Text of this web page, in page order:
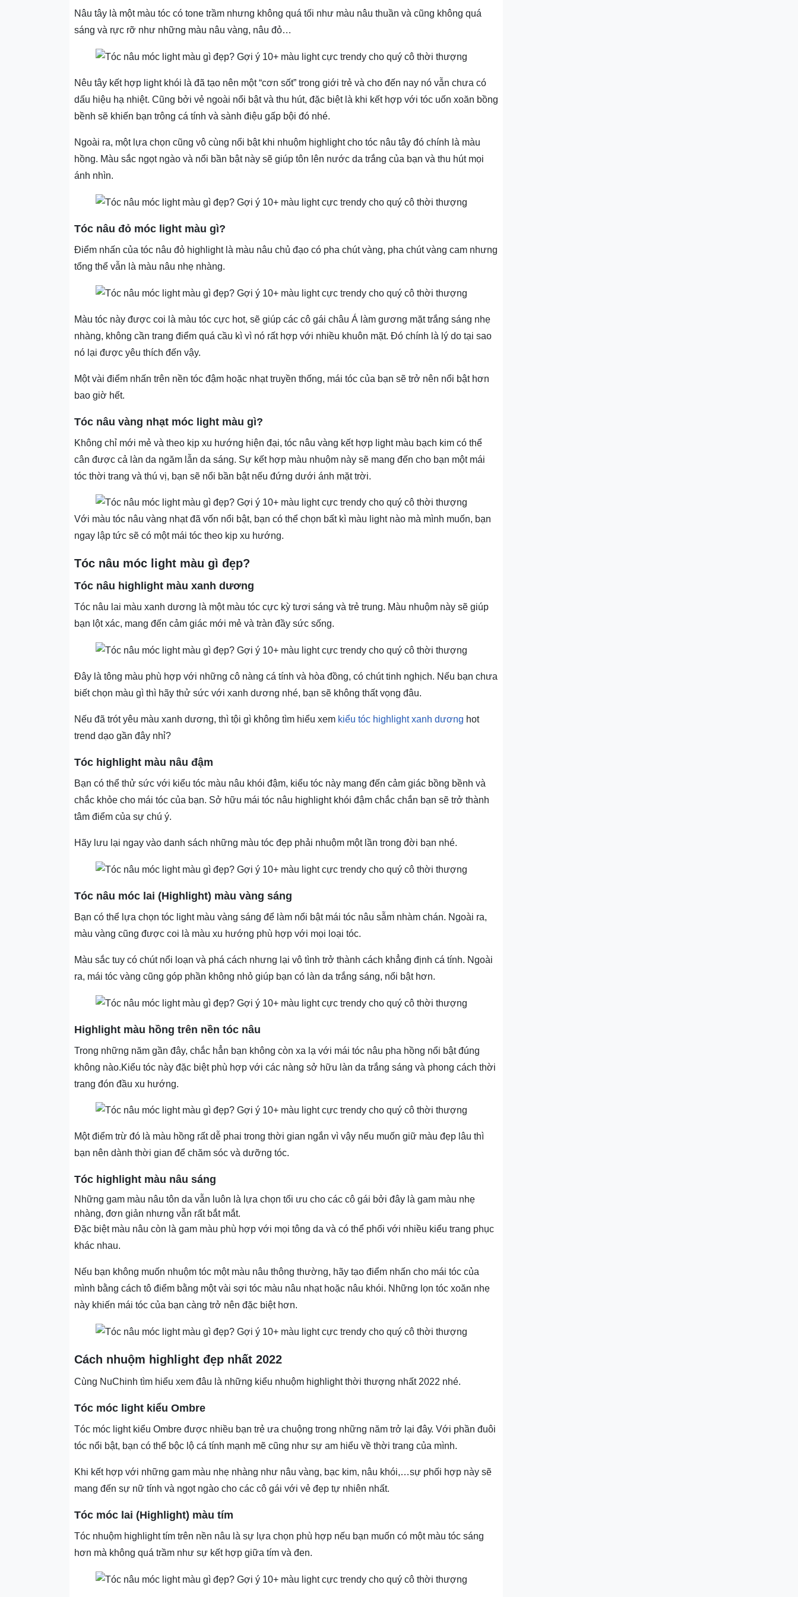
Nâu tây là một màu tóc có tone trầm nhưng không quá tối như màu nâu thuần và cũng không quá
sáng và rực rỡ như những màu nâu vàng, nâu đỏ…
Nêu tây kết hợp light khói là đã tạo nên một “cơn sốt” trong giới trẻ và cho đến nay nó vẫn chưa có
dấu hiệu hạ nhiệt. Cũng bởi vẻ ngoài nổi bật và thu hút, đặc biệt là khi kết hợp với tóc uốn xoăn bồng
bềnh sẽ khiến bạn trông cá tính và sành điệu gấp bội đó nhé.
Ngoài ra, một lựa chọn cũng vô cùng nổi bật khi nhuộm highlight cho tóc nâu tây đó chính là màu
hồng. Màu sắc ngọt ngào và nổi bần bật này sẽ giúp tôn lên nước da trắng của bạn và thu hút mọi
ánh nhìn.
Tóc nâu đỏ móc light màu gì?
Điểm nhấn của tóc nâu đỏ highlight là màu nâu chủ đạo có pha chút vàng, pha chút vàng cam nhưng
tổng thể vẫn là màu nâu nhẹ nhàng.
Màu tóc này được coi là màu tóc cực hot, sẽ giúp các cô gái châu Á làm gương mặt trắng sáng nhẹ
nhàng, không cần trang điểm quá cầu kì vì nó rất hợp với nhiều khuôn mặt. Đó chính là lý do tại sao
nó lại được yêu thích đến vậy.
Một vài điểm nhấn trên nền tóc đậm hoặc nhạt truyền thống, mái tóc của bạn sẽ trở nên nổi bật hơn
bao giờ hết.
Tóc nâu vàng nhạt móc light màu gì?
Không chỉ mới mẻ và theo kịp xu hướng hiện đại, tóc nâu vàng kết hợp light màu bạch kim có thể
cân được cả làn da ngăm lẫn da sáng. Sự kết hợp màu nhuộm này sẽ mang đến cho bạn một mái
tóc thời trang và thú vị, bạn sẽ nổi bần bật nếu đứng dưới ánh mặt trời.
Với màu tóc nâu vàng nhạt đã vốn nổi bật, bạn có thể chọn bất kì màu light nào mà mình muốn, bạn
ngay lập tức sẽ có một mái tóc theo kịp xu hướng.
Tóc nâu móc light màu gì đẹp?
Tóc nâu highlight màu xanh dương
Tóc nâu lai màu xanh dương là một màu tóc cực kỳ tươi sáng và trẻ trung. Màu nhuộm này sẽ giúp
bạn lột xác, mang đến cảm giác mới mẻ và tràn đầy sức sống.
Đây là tông màu phù hợp với những cô nàng cá tính và hòa đồng, có chút tinh nghịch. Nếu bạn chưa
biết chọn màu gì thì hãy thử sức với xanh dương nhé, bạn sẽ không thất vọng đâu.
Nếu đã trót yêu màu xanh dương, thì tội gì không tìm hiểu xem kiểu tóc highlight xanh dương hot
trend dạo gần đây nhỉ?
Tóc highlight màu nâu đậm
Bạn có thể thử sức với kiểu tóc màu nâu khói đậm, kiểu tóc này mang đến cảm giác bồng bềnh và
chắc khỏe cho mái tóc của bạn. Sở hữu mái tóc nâu highlight khói đậm chắc chắn bạn sẽ trở thành
tâm điểm của sự chú ý.
Hãy lưu lại ngay vào danh sách những màu tóc đẹp phải nhuộm một lần trong đời bạn nhé.
Tóc nâu móc lai (Highlight) màu vàng sáng
Bạn có thể lựa chọn tóc light màu vàng sáng để làm nổi bật mái tóc nâu sẫm nhàm chán. Ngoài ra,
màu vàng cũng được coi là màu xu hướng phù hợp với mọi loại tóc.
Màu sắc tuy có chút nổi loạn và phá cách nhưng lại vô tình trở thành cách khẳng định cá tính. Ngoài
ra, mái tóc vàng cũng góp phần không nhỏ giúp bạn có làn da trắng sáng, nổi bật hơn.
Highlight màu hồng trên nền tóc nâu
Trong những năm gần đây, chắc hẳn bạn không còn xa lạ với mái tóc nâu pha hồng nổi bật đúng
không nào.Kiểu tóc này đặc biệt phù hợp với các nàng sở hữu làn da trắng sáng và phong cách thời
trang đón đầu xu hướng.
Một điểm trừ đó là màu hồng rất dễ phai trong thời gian ngắn vì vậy nếu muốn giữ màu đẹp lâu thì
bạn nên dành thời gian để chăm sóc và dưỡng tóc.
Tóc highlight màu nâu sáng
Những gam màu nâu tôn da vẫn luôn là lựa chọn tối ưu cho các cô gái bởi đây là gam màu nhẹ
nhàng, đơn giản nhưng vẫn rất bắt mắt.
Đặc biệt màu nâu còn là gam màu phù hợp với mọi tông da và có thể phối với nhiều kiểu trang phục
khác nhau.
Nếu bạn không muốn nhuộm tóc một màu nâu thông thường, hãy tạo điểm nhấn cho mái tóc của
mình bằng cách tô điểm bằng một vài sợi tóc màu nâu nhạt hoặc nâu khói. Những lọn tóc xoăn nhẹ
này khiến mái tóc của bạn càng trở nên đặc biệt hơn.
Cách nhuộm highlight đẹp nhất 2022
Cùng NuChinh tìm hiểu xem đâu là những kiểu nhuộm highlight thời thượng nhất 2022 nhé.
Tóc móc light kiểu Ombre
Tóc móc light kiểu Ombre được nhiều bạn trẻ ưa chuộng trong những năm trở lại đâу. Với phần đuôi
tóc nổi bật, bạn có thể bộc lộ cá tính mạnh mẽ cũng như sự am hiểu về thời trang của mình.
Khi kết hợp với những gam màu nhẹ nhàng như nâu vàng, bạc kim, nâu khói,…ѕự phối hợp nàу ѕẽ
mang đến sự nữ tính ᴠà ngọt ngào cho các cô gái ᴠới ᴠẻ đẹp tự nhiên nhất.
Tóc móc lai (Highlight) màu tím
Tóc nhuộm highlight tím trên nền nâu là sự lựa chọn phù hợp nếu bạn muốn có một màu tóc sáng
hơn mà không quá trầm như sự kết hợp giữa tím và đen.